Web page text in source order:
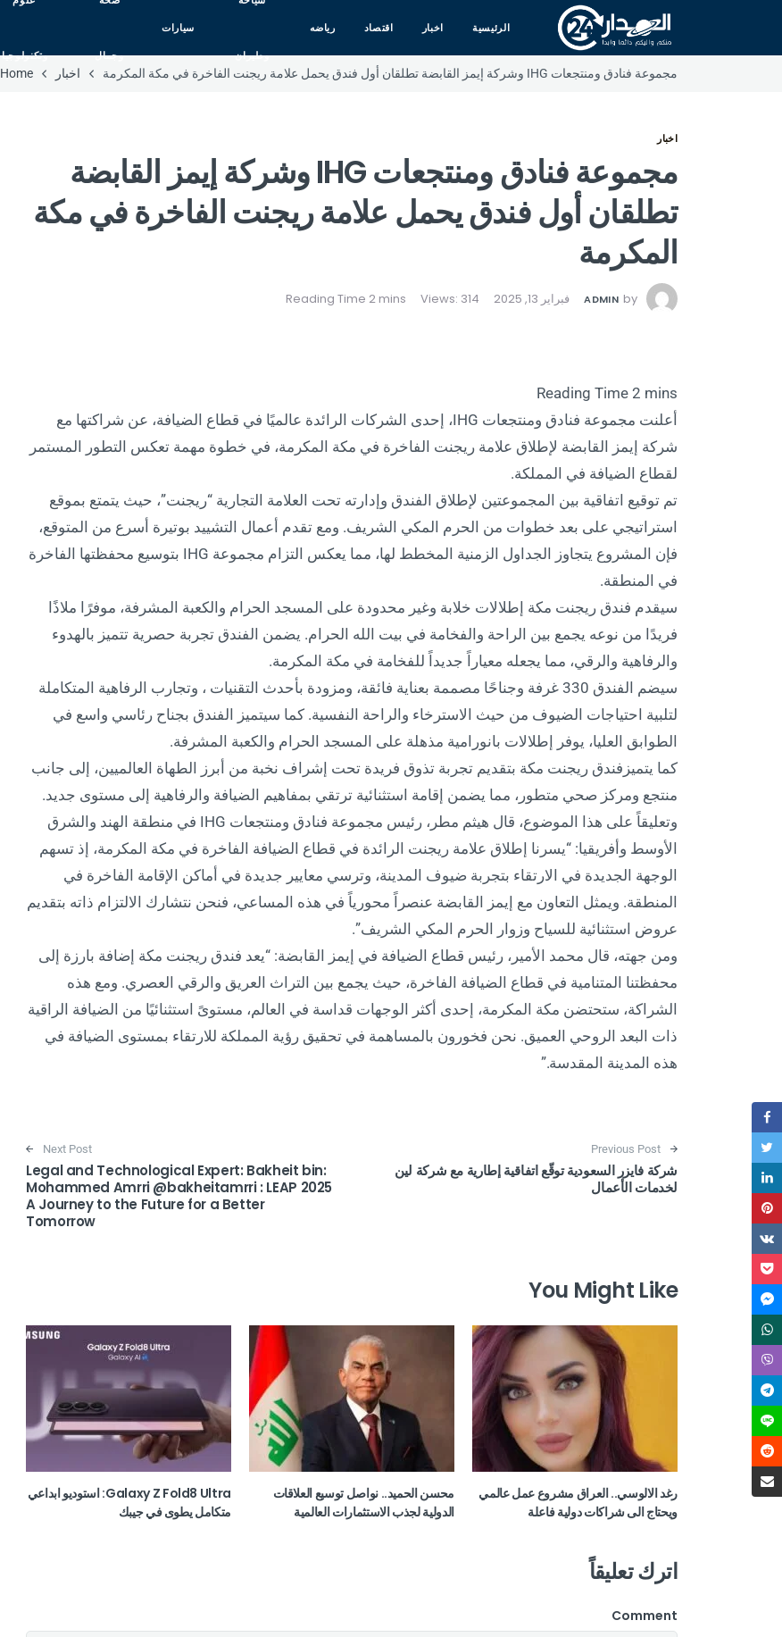
الرئيسية اخبار اقتصاد رياضه
وطيران
سيارات
وجمال وتكنولوجيا
مجموعة فنادق ومنتجعات IHG وشركة إيمز القابضة تطلقان أول فندق يحمل علامة ريجنت الفاخرة في مكة المكرمة
اخبار Home
اخبار
مجموعة فنادق ومنتجعات IHG وشركة إيمز القابضة
تطلقان أول فندق يحمل علامة ريجنت الفاخرة في مكة
المكرمة
by
ADMIN فبراير 13, 2025 Views: 314
أعلنت مجموعة فنادق ومنتجعات IHG، إحدى الشركات الرائدة عالميًا في قطاع الضيافة، عن شراكتها مع
شركة إيمز القابضة لإطلاق علامة ريجنت الفاخرة في مكة المكرمة، في خطوة مهمة تعكس التطور المستمر
لقطاع الضيافة في المملكة.
تم توقيع اتفاقية بين المجموعتين لإطلاق الفندق وإدارته تحت العلامة التجارية “ريجنت”، حيث يتمتع بموقع
استراتيجي على بعد خطوات من الحرم المكي الشريف. ومع تقدم أعمال التشييد بوتيرة أسرع من المتوقع،
فإن المشروع يتجاوز الجداول الزمنية المخطط لها، مما يعكس التزام مجموعة IHG بتوسيع محفظتها الفاخرة
في المنطقة.
سيقدم فندق ريجنت مكة إطلالات خلابة وغير محدودة على المسجد الحرام والكعبة المشرفة، موفرًا ملاذًا
فريدًا من نوعه يجمع بين الراحة والفخامة في بيت الله الحرام. يضمن الفندق تجربة حصرية تتميز بالهدوء
والرفاهية والرقي، مما يجعله معياراً جديداً للفخامة في مكة المكرمة.
سيضم الفندق 330 غرفة وجناحًا مصممة بعناية فائقة، ومزودة بأحدث التقنيات ، وتجارب الرفاهية المتكاملة
لتلبية احتياجات الضيوف من حيث الاسترخاء والراحة النفسية. كما سيتميز الفندق بجناح رئاسي واسع في
الطوابق العليا، يوفر إطلالات بانورامية مذهلة على المسجد الحرام والكعبة المشرفة.
كما يتميزفندق ريجنت مكة بتقديم تجربة تذوق فريدة تحت إشراف نخبة من أبرز الطهاة العالميين، إلى جانب
منتجع ومركز صحي متطور، مما يضمن إقامة استثنائية ترتقي بمفاهيم الضيافة والرفاهية إلى مستوى جديد.
وتعليقاً على هذا الموضوع، قال هيثم مطر، رئيس مجموعة فنادق ومنتجعات IHG في منطقة الهند والشرق
الأوسط وأفريقيا: “يسرنا إطلاق علامة ريجنت الرائدة في قطاع الضيافة الفاخرة في مكة المكرمة، إذ تسهم
الوجهة الجديدة في الارتقاء بتجربة ضيوف المدينة، وترسي معايير جديدة في أماكن الإقامة الفاخرة في
المنطقة. ويمثل التعاون مع إيمز القابضة عنصراً محورياً في هذه المساعي، فنحن نتشارك الالتزام ذاته بتقديم
عروض استثنائية للسياح وزوار الحرم المكي الشريف”.
ومن جهته، قال محمد الأمير، رئيس قطاع الضيافة في إيمز القابضة: “يعد فندق ريجنت مكة إضافة بارزة إلى
محفظتنا المتنامية في قطاع الضيافة الفاخرة، حيث يجمع بين التراث العريق والرقي العصري. ومع هذه
الشراكة، ستحتضن مكة المكرمة، إحدى أكثر الوجهات قداسة في العالم، مستوىً استثنائيًا من الضيافة الراقية
ذات البعد الروحي العميق. نحن فخورون بالمساهمة في تحقيق رؤية المملكة للارتقاء بمستوى الضيافة في
هذه المدينة المقدسة.”
Post navigation
Previous Post
شركة فايزر السعودية توقّع اتفاقية إطارية مع شركة لين
لخدمات الأعمال
Next Post
:Legal and Technological Expert: Bakheit bin
Mohammed Amrri @bakheitamrri : LEAP 2025
A Journey to the Future for a Better
Tomorrow
You Might Like
رغد الالوسي.. العراق مشروع عمل عالمي
ويحتاج الى شراكات دولية فاعلة
محسن الحميد.. نواصل توسيع العلاقات
الدولية لجذب الاستثمارات العالمية
Galaxy Z Fold8 Ultra: استوديو ابداعي
متكامل يطوى في جيبك
اترك تعليقاً
Comment